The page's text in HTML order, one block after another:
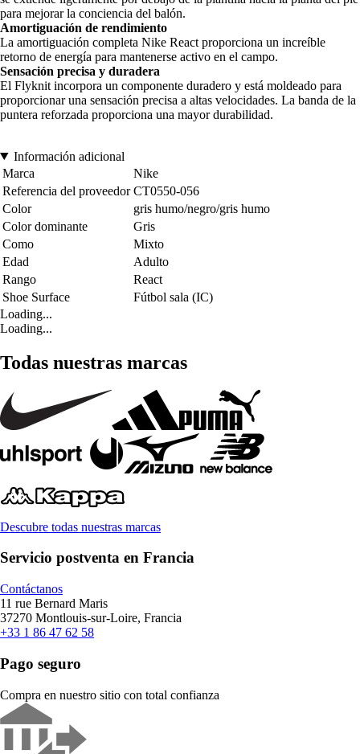
para mejorar la conciencia del balón.
Amortiguación de rendimiento
La amortiguación completa Nike React proporciona un increíble
retorno de energía para mantenerse activo en el campo.
Sensación precisa y duradera
El Flyknit incorpora un componente duradero y está moldeado para
proporcionar una sensación precisa a altas velocidades. La banda de la
puntera reforzada proporciona una mayor durabilidad.
Información adicional
Marca
Nike
Referencia del proveedor CT0550-056
Color
gris humo/negro/gris humo
Color dominante
Gris
Como
Mixto
Edad
Adulto
Rango
React
Shoe Surface
Fútbol sala (IC)
Loading...
Loading...
Todas nuestras marcas
Descubre todas nuestras marcas
Servicio postventa en Francia
Contáctanos
11 rue Bernard Maris
37270 Montlouis-sur-Loire, Francia
+33 1 86 47 62 58
Pago seguro
Compra en nuestro sitio con total confianza